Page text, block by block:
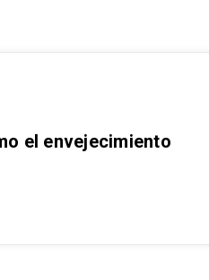
el envejecimiento